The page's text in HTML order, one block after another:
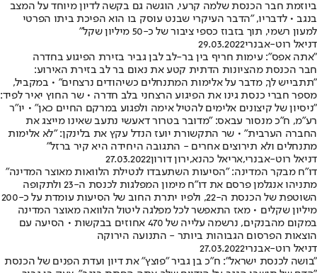
ביוזמת חבר הכנסת שלמה קרעי, הוגשה גם בקשה לדיון מיוחד על המצב
בנגב • לדבריו, "הדבר העיקרי שבנט עוסק בו הוא הפיכת ביתו הפרטי
למעון רשמי, תוך בזבוז כספי ציבור של כ-50 מיליון שקל"
דניאל רוט-אבנרי29.03.2022
"אתה אפס": עימות חריף בין בר-לב לבן גביר בזירת הפיגוע בחדרה
חבר הכנסת מהציונות הדתית קטע את נאום בר לב בזירת האירוע:
"תתבייש לך, מדבר על אלימות המתנחלים כשיהודים נרצחים" • במקביל,
מספר חברי כנסת גינו את הפיגוע הרצחני בלב חדרה • שר החוץ יאיר לפיד:
"ניסיון של קיצונים אלימים להטיל אימה ולפגוע במרקם החיים כאן" • יו"ר
רע"מ, ח״כ מנסור עבאס: "מדובר בטרור דאעשי נתעב שאינו מייצג את
החברה הערבית" • שר התקשורת יועז הנדל עקץ את בלינקן: "‏לא אלימות
מתנחלים ולא תירוצים אחרים - התגובה היחידה היא קיר ברזל"
דניאל רוט-אבנרי,אריאל כהנא,ירון דורון27.03.2022
דו"ח מבקר המדינה: "הסיעות השתעבדו לנטילת הלוואות מאוצר המדינה"
מתניהו אנגלמן פרסם את דו"ח מימון המפלגות לכנסת ה-23 ולתקופה
השוטפת של הכנסת ה-22, ולפיו יתרת החוב של הסיעות עומדת על כ-200
מיליון שקלים • מאז התאפשר לכל מפלגה ליטול הלוואה מאוצר המדינה
במקום מהבנקים, נרשמה עלייה של 470 אחוזים בבקשות • הסיעה עם
הוצאות הפרסום הגבוהות ביותר - התנועה הירוקה
דניאל רוט-אבנרי27.03.2022
"בושה לכנסת ישראל": ח"כ בן גביר "פוצץ" את דיון ועדת הפנים של הכנסת